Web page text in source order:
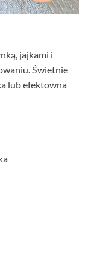
jajkami i
Świetnie
lub efektowna